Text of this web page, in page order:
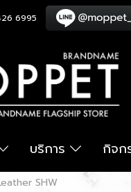
6995
บริการ กิจก
SHW